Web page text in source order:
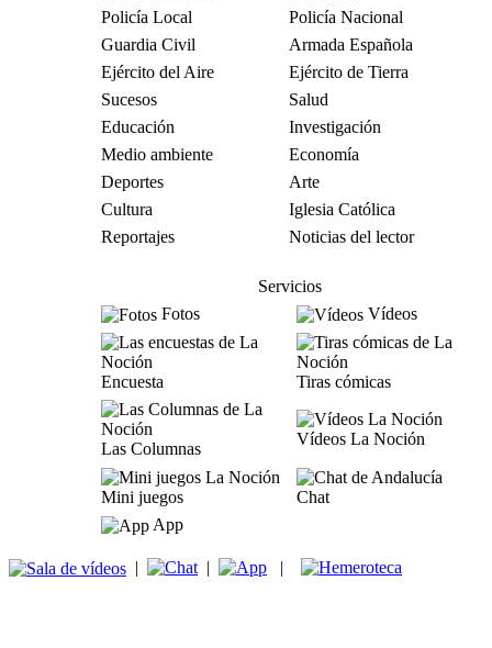
Policía Local
Policía Nacional
Guardia Civil
Armada Española
Ejército del Aire
Ejército de Tierra
Sucesos
Salud
Educación
Investigación
Medio ambiente
Economía
Deportes
Arte
Cultura
Iglesia Católica
Reportajes
Noticias del lector
Servicios
Fotos
Vídeos
Encuesta Tiras cómicas
Las Columnas
Vídeos La Noción
Mini juegos
Chat
App
| | |